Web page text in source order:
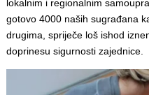
lokalnim i regionalnim
gotovo 4000 naših sugrađana
drugima, spriječe loš ishod
doprinesu sigurnosti zajednice.